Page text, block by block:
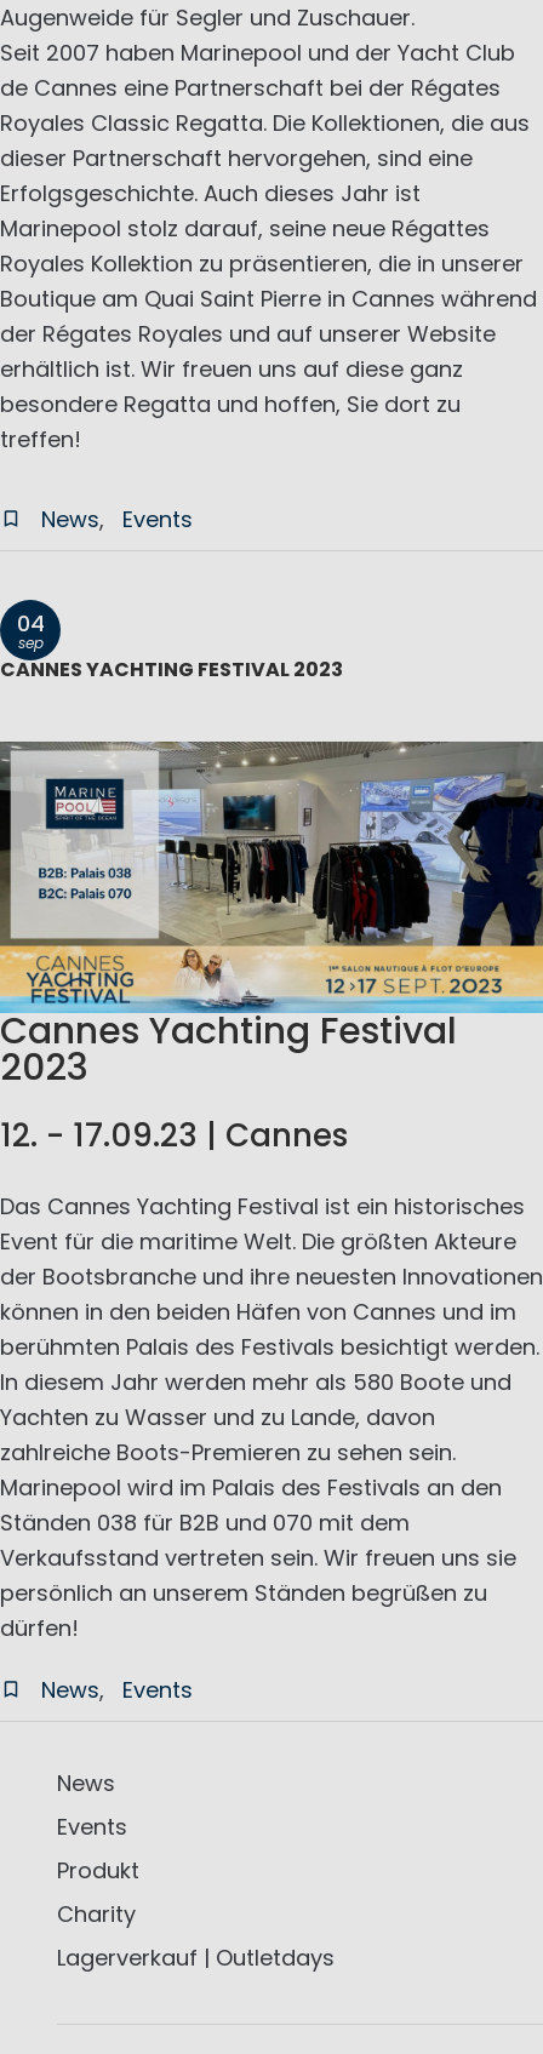
Augenweide für Segler und Zuschauer.
Seit 2007 haben Marinepool und der Yacht Club
de Cannes eine Partnerschaft bei der Régates
Royales Classic Regatta. Die Kollektionen, die aus
dieser Partnerschaft hervorgehen, sind eine
Erfolgsgeschichte. Auch dieses Jahr ist
Marinepool stolz darauf, seine neue Régattes
Royales Kollektion zu präsentieren, die in unserer
Boutique am Quai Saint Pierre in Cannes während
der Régates Royales und auf unserer Website
erhältlich ist. Wir freuen uns auf diese ganz
besondere Regatta und hoffen, Sie dort zu
treffen!
News Events
04
sep
CANNES YACHTING FESTIVAL 2023
Cannes Yachting Festival
2023
12. - 17.09.23 | Cannes
Das Cannes Yachting Festival ist ein historisches
Event für die maritime Welt. Die größten Akteure
der Bootsbranche und ihre neuesten Innovationen
können in den beiden Häfen von Cannes und im
berühmten Palais des Festivals besichtigt werden.
In diesem Jahr werden mehr als 580 Boote und
Yachten zu Wasser und zu Lande, davon
zahlreiche Boots-Premieren zu sehen sein.
Marinepool wird im Palais des Festivals an den
Ständen 038 für B2B und 070 mit dem
Verkaufsstand vertreten sein. Wir freuen uns sie
persönlich an unserem Ständen begrüßen zu
dürfen!
News Events
News
Events
Produkt
Charity
Lagerverkauf | Outletdays